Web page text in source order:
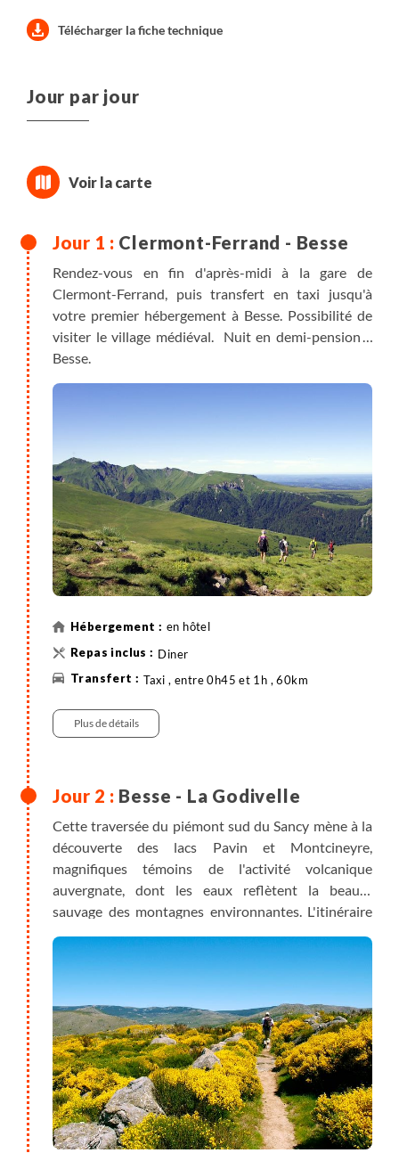
Télécharger la fiche technique
Jour par jour
Clermont-Ferrand - Besse
Rendez-vous en fin d'après-midi à la gare de
Clermont-Ferrand, puis transfert en taxi jusqu'à
votre premier hébergement à Besse. Possibilité de
visiter le village médiéval. Nuit en demi-pension à
Besse.
en hôtel
Diner
Taxi , entre 0h45 et 1h , 60km
Plus de détails
Besse - La Godivelle
Cette traversée du piémont sud du Sancy mène à la
découverte des lacs Pavin et Montcineyre,
magnifiques témoins de l'activité volcanique
auvergnate, dont les eaux reflètent la beauté
sauvage des montagnes environnantes. L'itinéraire
passe par le Teston du Joran ou la Motte de Brion
avant d'atteindre La Godivelle, charmant village
isolé entre deux lacs, celui d'en haut et celui d'en bas,
au cœur d'un paysage vaste et préservé.